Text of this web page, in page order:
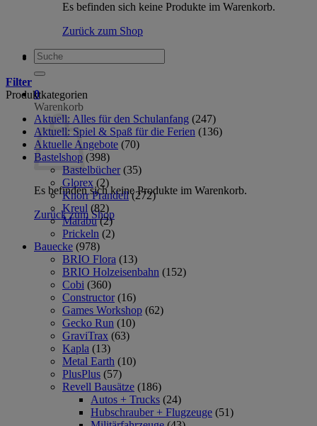
Es befinden sich keine Produkte im Warenkorb.
Zurück zum Shop
Suche
nach:
0
Warenkorb
Es befinden sich keine Produkte im Warenkorb.
Zurück zum Shop
Filter
Produktkategorien
Aktuell: Alles für den Schulanfang (247)
Aktuell: Spiel & Spaß für die Ferien (136)
Aktuelle Angebote (70)
Bastelshop (398)
Bastelbücher (35)
Glorex (2)
Knorr Prandell (272)
Kreul (82)
Marabu (2)
Prickeln (2)
Bauecke (978)
BRIO Flora (13)
BRIO Holzeisenbahn (152)
Cobi (360)
Constructor (16)
Games Workshop (62)
Gecko Run (10)
GraviTrax (63)
Kapla (13)
Metal Earth (10)
PlusPlus (57)
Revell Bausätze (186)
Autos + Trucks (24)
Hubschrauber + Flugzeuge (51)